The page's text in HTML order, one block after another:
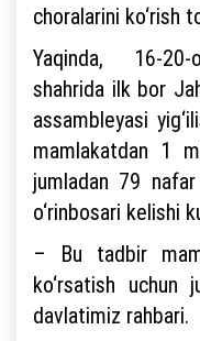
choralarini ko‘rish
Yaqinda, 16-
shahrida ilk bor
assambleyasi
mamlakatdan 1
jumladan 79
o‘rinbosari kelishi
– Bu tadbir
ko‘rsatish
davlatimiz rahbari.